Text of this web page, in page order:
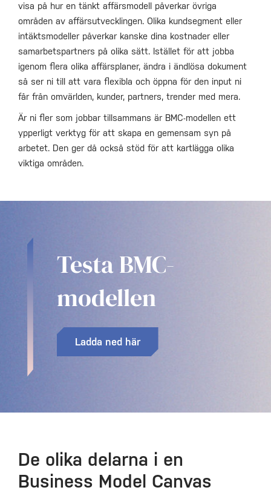
visa på hur en tänkt affärsmodell påverkar övriga
områden av affärsutvecklingen. Olika kundsegment eller
intäktsmodeller påverkar kanske dina kostnader eller
samarbetspartners på olika sätt. Istället för att jobba
igenom flera olika affärsplaner, ändra i ändlösa dokument
så ser ni till att vara flexibla och öppna för den input ni
får från omvärlden, kunder, partners, trender med mera.
Är ni fler som jobbar tillsammans är BMC-modellen ett
ypperligt verktyg för att skapa en gemensam syn på
arbetet. Den ger då också stöd för att kartlägga olika
viktiga områden.
Testa BMC-
modellen
Ladda ned här
De olika delarna i en
Business Model Canvas